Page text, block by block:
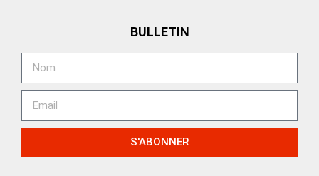
BULLETIN
S'ABONNER